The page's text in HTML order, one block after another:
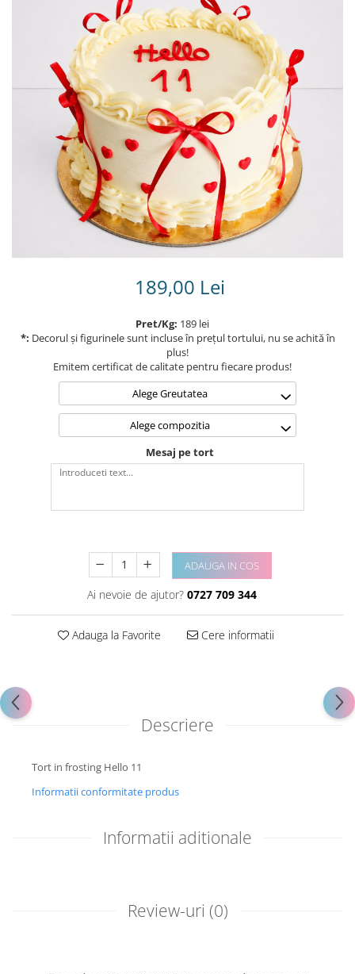
Torturi in frosting- crema pentru
Torturi cu flori
Tortulețe 1.7 kg - 2 kg
189,00 Lei
Pret/Kg: 189 lei
*: Decorul și figurinele sunt incluse în prețul tortului, nu se achită în
plus!
Emitem certificat de calitate pentru fiecare produs!
Alege Greutatea
Alege compozitia
Mesaj pe tort
ADAUGA IN COS
Ai nevoie de ajutor? 0727 709 344
Adauga la Favorite Cere informatii
Descriere
Tort in frosting Hello 11
Informatii conformitate produs
Informatii aditionale
Review-uri (0)